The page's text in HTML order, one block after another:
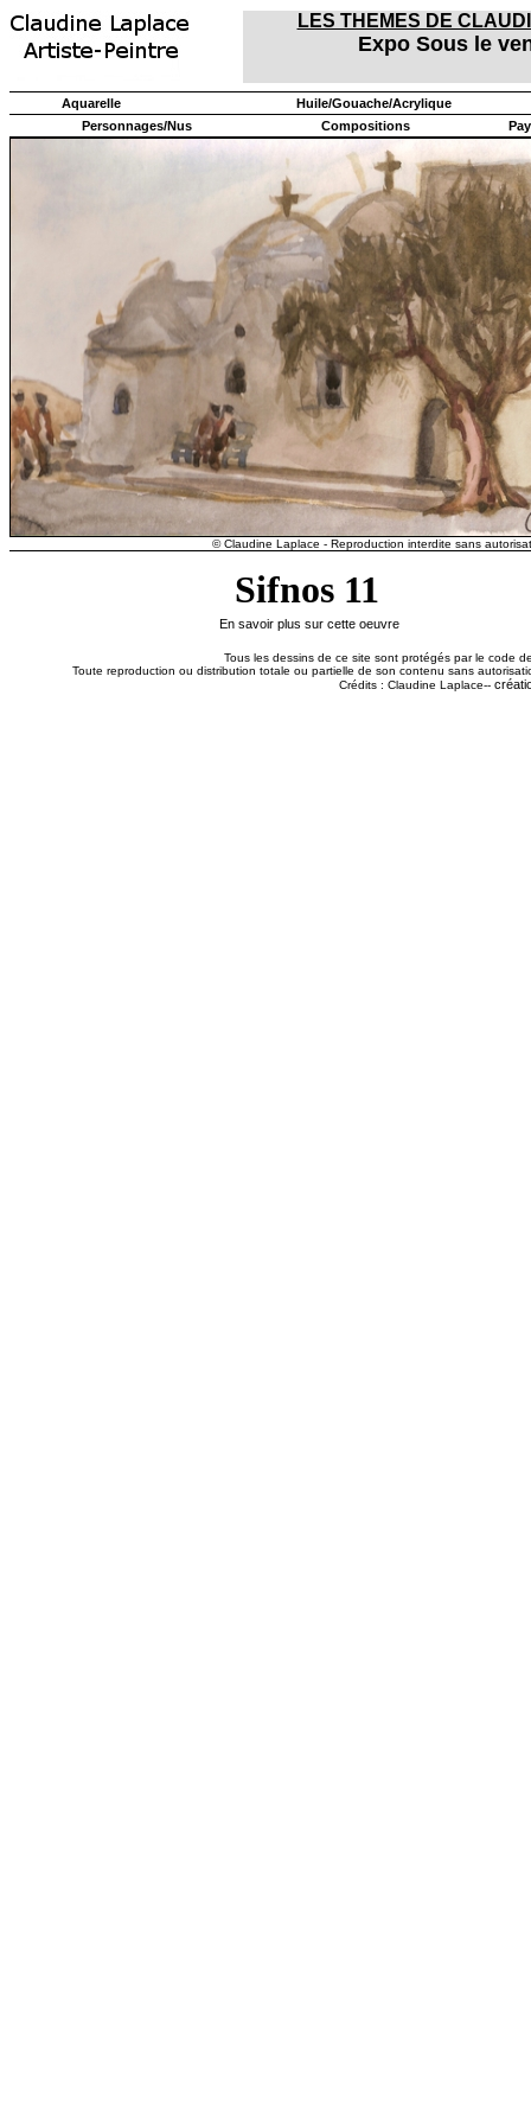
LES THEMES DE
Expo Sous le
Aquarelle
Huile/Gouache/Acrylique
Personnages/Nus
Compositions
© Claudine Laplace - Reproduction interdite sans
Sifnos 11
En savoir plus sur cette oeuvre
Tous les dessins de ce site sont protégés par le code
Toute reproduction ou distribution totale ou partielle de son contenu sans
Crédits : Claudine Laplace--